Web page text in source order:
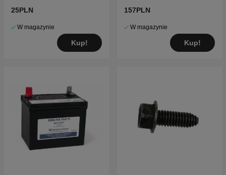
25PLN
W magazynie
Kup!
157PLN
W magazynie
Kup!